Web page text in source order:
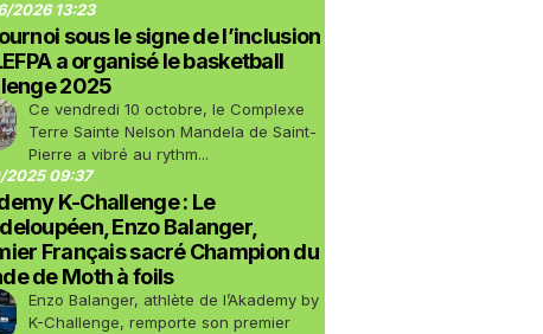
2026 13:23
sous le signe de l’inclusion
a organisé le basketball
2025
Ce vendredi 10 octobre, le Complexe
Terre Sainte Nelson Mandela de Saint-
Pierre a vibré au rythm...
2025 09:37
K-Challenge : Le
Enzo Balanger,
Français sacré Champion du
de Moth à foils
Enzo Balanger, athlète de l’Akademy by
K-Challenge, remporte son premier